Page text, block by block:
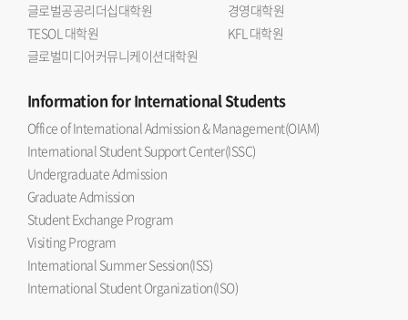
글로벌공공리더십대학원
경영대학원
TESOL 대학원
KFL 대학원
글로벌미디어커뮤니케이션대학원
Informationfor International Students
Office of International Admission & Management(OIAM)
International Student Support Center(ISSC)
Undergraduate Admission
Graduate Admission
Student Exchange Program
Visiting Program
International Summer Session(ISS)
International Student Organization(ISO)